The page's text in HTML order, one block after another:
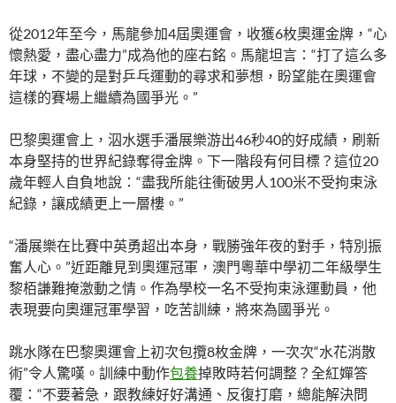
從2012年至今，馬龍參加4屆奧運會，收獲6枚奧運金牌，“心
懷熱愛，盡心盡力”成為他的座右銘。馬龍坦言：“打了這么多
年球，不變的是對乒乓運動的尋求和夢想，盼望能在奧運會
這樣的賽場上繼續為國爭光。”
巴黎奧運會上，泅水選手潘展樂游出46秒40的好成績，刷新
本身堅持的世界紀錄奪得金牌。下一階段有何目標？這位20
歲年輕人自負地說：“盡我所能往衝破男人100米不受拘束泳
紀錄，讓成績更上一層樓。”
“潘展樂在比賽中英勇超出本身，戰勝強年夜的對手，特別振
奮人心。”近距離見到奧運冠軍，澳門粵華中學初二年級學生
黎栢謙難掩激動之情。作為學校一名不受拘束泳運動員，他
表現要向奧運冠軍學習，吃苦訓練，將來為國爭光。
跳水隊在巴黎奧運會上初次包攬8枚金牌，一次次“水花消散
術”令人驚嘆。訓練中動作包養掉敗時若何調整？全紅嬋答
覆：“不要著急，跟教練好好溝通、反復打磨，總能解決問